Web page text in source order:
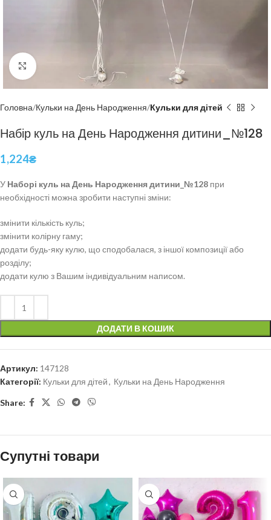
Click to enlarge
Головна Кульки на День Народження Кульки для дітей
Набір куль на День Народження дитини_№128
1,224₴
У Наборі куль на День Народження дитини_№128 при
необхідності можна зробити наступні зміни:
змінити кількість куль;
змінити колірну гаму;
додати будь-яку кулю, що сподобалася, з іншої композиції або
розділу;
додати кулю з Вашим індивідуальним написом.
ДОДАТИ В КОШИК
Артикул: 147128
Категорії: Кульки для дітей, Кульки на День Народження
Share:
Супутні товари